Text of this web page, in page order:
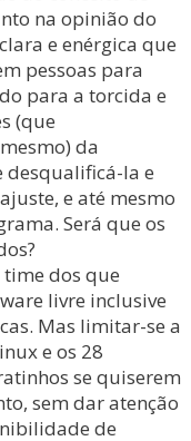
na opinião do
e enérgica que
pessoas para
para a torcida e
(que
da
desqualificá-la e
e até mesmo
Será que os
dos que
livre inclusive
Mas limitar-se a
e os 28
se quiserem
sem dar atenção
de